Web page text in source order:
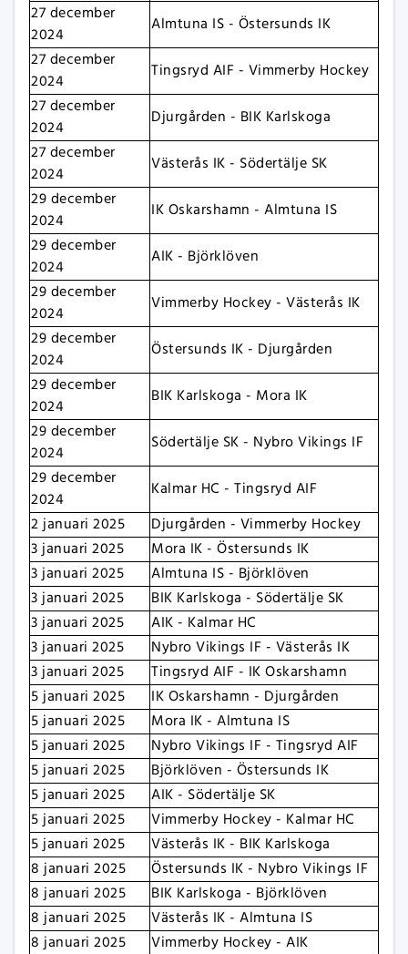
27 december
2024
Almtuna IS - Östersunds IK
27 december
2024
Tingsryd AIF - Vimmerby Hockey
27 december
2024
Djurgården - BIK Karlskoga
27 december
2024
Västerås IK - Södertälje SK
29 december
2024
IK Oskarshamn - Almtuna IS
29 december
2024
AIK - Björklöven
29 december
2024
Vimmerby Hockey - Västerås IK
29 december
2024
Östersunds IK - Djurgården
29 december
2024
BIK Karlskoga - Mora IK
29 december
2024
Södertälje SK - Nybro Vikings IF
29 december
2024
Kalmar HC - Tingsryd AIF
2 januari 2025
Djurgården - Vimmerby Hockey
3 januari 2025
Mora IK - Östersunds IK
3 januari 2025
Almtuna IS - Björklöven
3 januari 2025
BIK Karlskoga - Södertälje SK
3 januari 2025
AIK - Kalmar HC
3 januari 2025
Nybro Vikings IF - Västerås IK
3 januari 2025
Tingsryd AIF - IK Oskarshamn
5 januari 2025
IK Oskarshamn - Djurgården
5 januari 2025
Mora IK - Almtuna IS
5 januari 2025
Nybro Vikings IF - Tingsryd AIF
5 januari 2025
Björklöven - Östersunds IK
5 januari 2025
AIK - Södertälje SK
5 januari 2025
Vimmerby Hockey - Kalmar HC
5 januari 2025
Västerås IK - BIK Karlskoga
8 januari 2025
Östersunds IK - Nybro Vikings IF
8 januari 2025
BIK Karlskoga - Björklöven
8 januari 2025
Västerås IK - Almtuna IS
8 januari 2025
Vimmerby Hockey - AIK